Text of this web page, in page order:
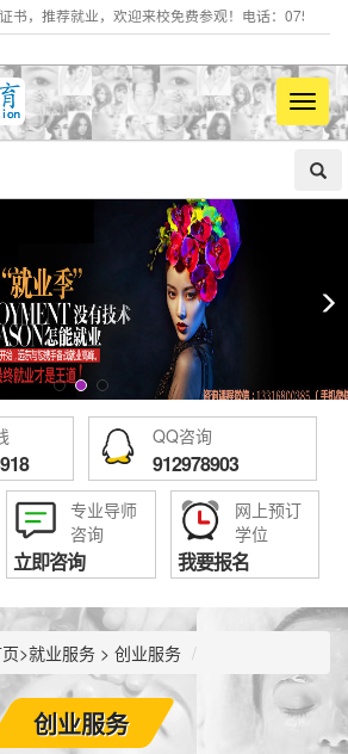
，推荐就业，欢迎来校免费参观！电话：0755-
菜
单
QQ咨询
912978903
专业导师
咨询
立即咨询
网上预订
学位
我要报名
>就业服务 > 创业服务
创业服务